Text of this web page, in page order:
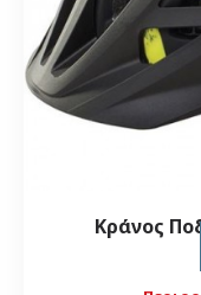
Κράνος